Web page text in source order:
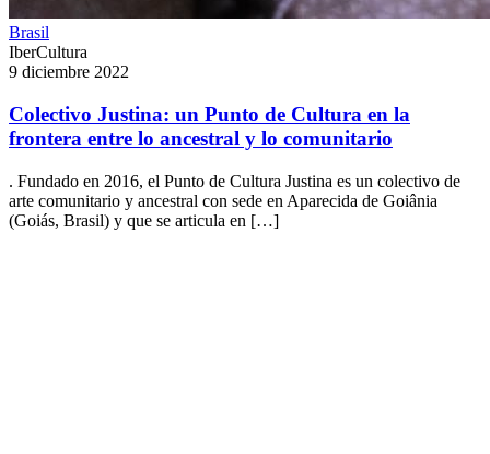
Brasil
IberCultura
9 diciembre 2022
Colectivo Justina: un Punto de Cultura en la
frontera entre lo ancestral y lo comunitario
. Fundado en 2016, el Punto de Cultura Justina es un colectivo de
arte comunitario y ancestral con sede en Aparecida de Goiânia
(Goiás, Brasil) y que se articula en […]